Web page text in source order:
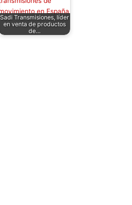
Sadi Transmisiones, líder
en venta de productos
de…